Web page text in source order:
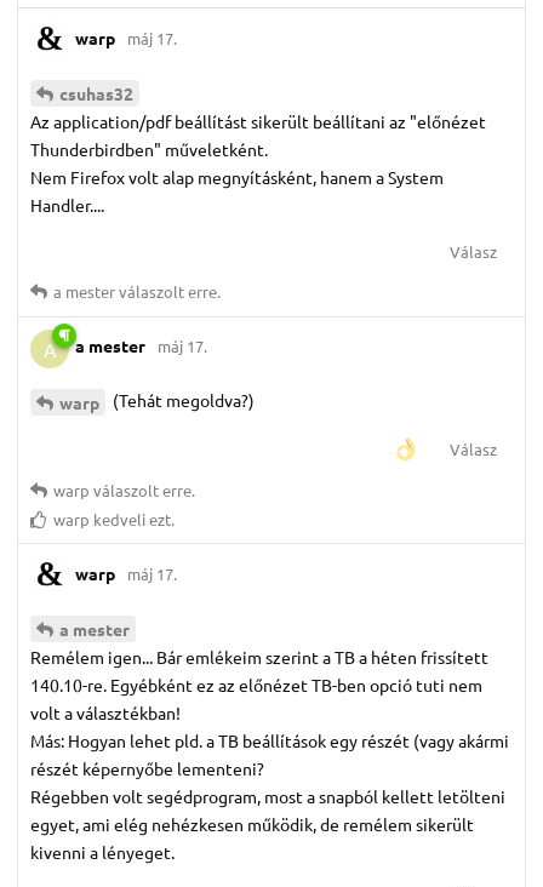
warp máj 17.
csuhas32
Az application/pdf beállítást sikerült beállítani az "előnézet
Thunderbirdben" műveletként.
Nem Firefox volt alap megnyításként, hanem a System
Handler....
Válasz
a mesterválaszolt erre.
A a mester máj 17.
warp (Tehát megoldva?)
Válasz
warp válaszolt erre.
warp kedveli ezt.
warp máj 17.
a mester
Remélem igen... Bár emlékeim szerint a TB a héten frissített
140.10-re. Egyébként ez az előnézet TB-ben opció tuti nem
volt a választékban!
Más: Hogyan lehet pld. a TB beállítások egy részét (vagy akármi
részét képernyőbe lementeni?
Régebben volt segédprogram, most a snapból kellett letölteni
egyet, ami elég nehézkesen működik, de remélem sikerült
kivenni a lényeget.